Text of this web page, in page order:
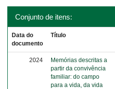
Conjunto de itens:
Data do
documento
Título
2024
Memórias descritas a
partir da convivência
familiar: do campo
para a vida, da vida